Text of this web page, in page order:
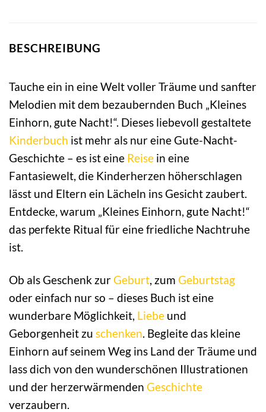
BESCHREIBUNG
Tauche ein in eine Welt voller Träume und sanfter
Melodien mit dem bezaubernden Buch „Kleines
Einhorn, gute Nacht!“. Dieses liebevoll gestaltete
Kinderbuch ist mehr als nur eine Gute-Nacht-
Geschichte – es ist eine Reise in eine
Fantasiewelt, die Kinderherzen höherschlagen
lässt und Eltern ein Lächeln ins Gesicht zaubert.
Entdecke, warum „Kleines Einhorn, gute Nacht!“
das perfekte Ritual für eine friedliche Nachtruhe
ist.
Ob als Geschenk zurGeburt , zum Geburtstag
oder einfach nur so – dieses Buch ist eine
wunderbare Möglichkeit, Liebe und
Geborgenheit zu schenken . Begleite das kleine
Einhorn auf seinem Weg ins Land der Träume und
lass dich von den wunderschönen Illustrationen
und der herzerwärmenden Geschichte
verzaubern.